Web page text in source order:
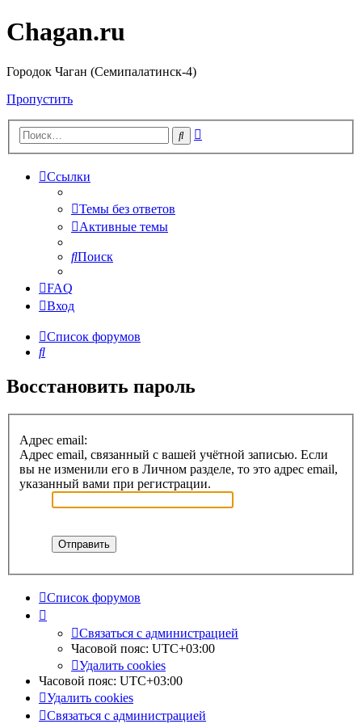
Chagan.ru
Городок Чаган (Семипалатинск-4)
Пропустить
Поиск
Ссылки
Темы без ответов
Активные темы
Поиск
FAQ
Вход
Список форумов
Поиск
Восстановить пароль
Адрес email:
Адрес email, связанный с вашей учётной записью. Если
вы не изменили его в Личном разделе, то это адрес email,
указанный вами при регистрации.
Список форумов
Связаться с администрацией
Часовой пояс: UTC+03:00
Удалить cookies
Часовой пояс: UTC+03:00
Удалить cookies
Связаться с администрацией